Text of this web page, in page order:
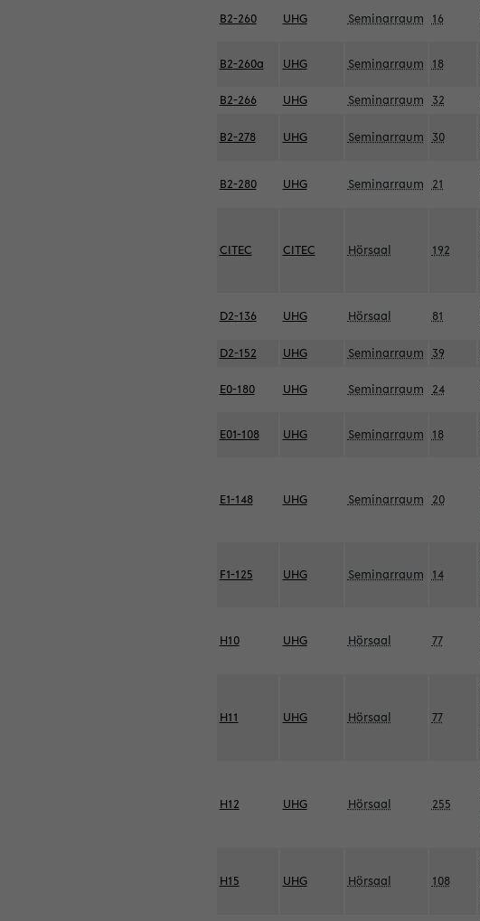
B2-260 UHG Seminarraum 16
B2-260a UHG Seminarraum 18
B2-266 UHG Seminarraum 32
B2-278 UHG Seminarraum 30
B2-280 UHG Seminarraum 21
CITEC CITEC Hörsaal 192
D2-136 UHG Hörsaal 81
D2-152 UHG Seminarraum 39
E0-180 UHG Seminarraum 24
E01-108 UHG Seminarraum 18
E1-148 UHG Seminarraum 20
F1-125 UHG Seminarraum 14
H10 UHG Hörsaal 77
H11 UHG Hörsaal 77
H12 UHG Hörsaal 255
H15 UHG Hörsaal 108